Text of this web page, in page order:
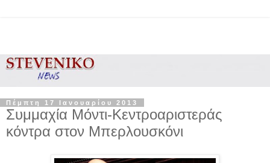
Πέμπτη 17 Ιανουαρίου 2013
Συμμαχία Μόντι-Κεντροαριστεράς
κόντρα στον Μπερλουσκόνι